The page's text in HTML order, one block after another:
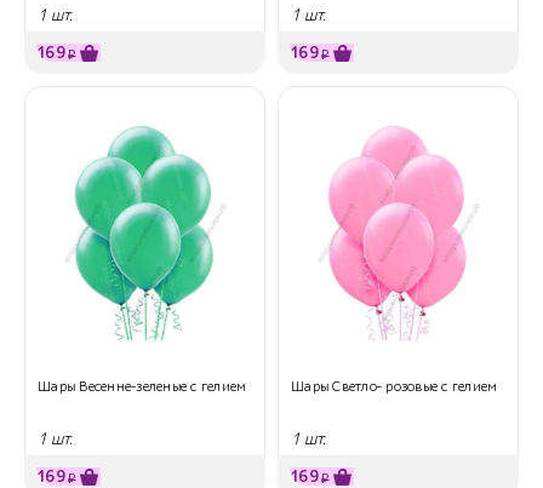
1 шт.
169₽
1 шт.
169₽
Шары Весенне-зеленые с гелием
1 шт.
169₽
Шары Светло- розовые с гелием
1 шт.
169₽